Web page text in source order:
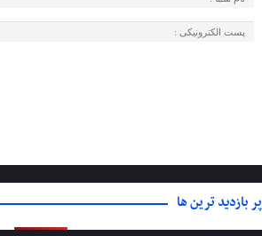
پر بازدید ترین ها